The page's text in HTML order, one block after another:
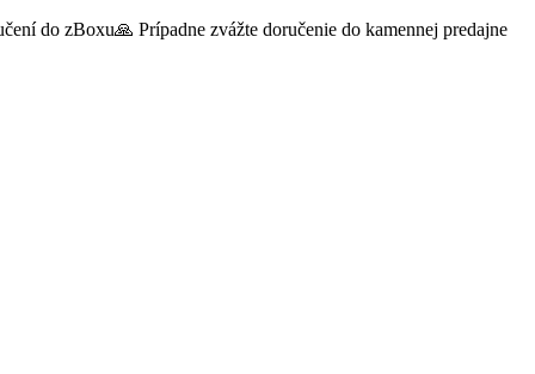
do zBoxu🙏 Prípadne zvážte doručenie do kamennej predajne